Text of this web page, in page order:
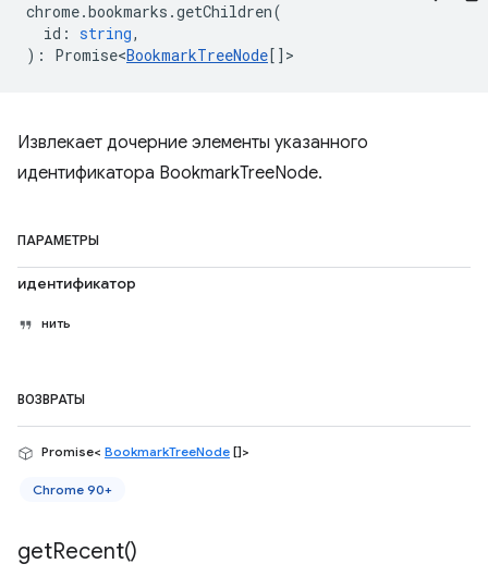
chrome.bookmarks .getChildren(
id : string,
) : Promise<BookmarkTreeNode [] >
Извлекает дочерние элементы указанного
идентификатора BookmarkTreeNode.
ПАРАМЕТРЫ
идентификатор
нить
ВОЗВРАТЫ
Promise< BookmarkTreeNode []>
Chrome 90+
getRecent()